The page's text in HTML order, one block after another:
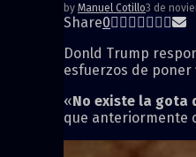
by Manuel Cotillo3 de
Share0
Donld Trump
esfuerzos de poner
«No existe la gota
que anteriormente